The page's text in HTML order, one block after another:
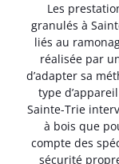
Les
granulés à
liés au
réalisée par
d’adapter sa
type
Sainte-Trie
à bois que
compte des
sécurité